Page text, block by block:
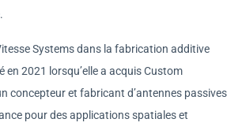
Systems dans la fabrication additive
en 2021 lorsqu’elle a acquis Custom
concepteur et fabricant d’antennes passives
pour des applications spatiales et